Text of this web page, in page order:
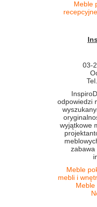
Meble
recepcyjne
03-
odpowiedzi
wyjątkowe
zabawa
Meble
mebli i
Meble